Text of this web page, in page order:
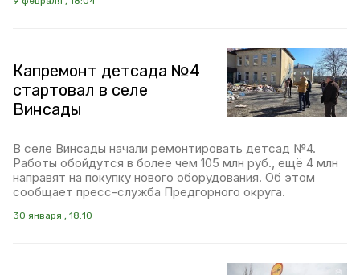
Капремонт детсада №4
стартовал в селе
Винсады
В селе Винсады начали ремонтировать детсад №4.
Работы обойдутся в более чем 105 млн руб., ещё 4 млн
направят на покупку нового оборудования. Об этом
сообщает пресс-служба Предгорного округа.
30 января , 18:10